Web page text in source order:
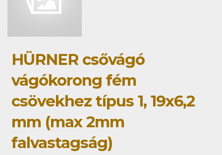
HÜRNER csővágó
vágókorong fém
csövekhez típus 1, 19x6,2
mm (max 2mm
falvastagság)